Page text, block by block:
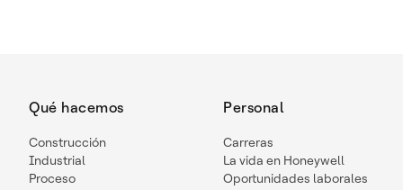
Qué hacemos
Construcción
Industrial
Proceso
Personal
Carreras
La vida en Honeywell
Oportunidades laborales